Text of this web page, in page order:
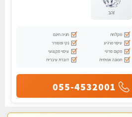
זהב
מקלחת
חניה חינם
עיסוי מרגיע
נקי ומסודר
מקום פרטי
עיסוי מקצועי
תמונה אמיתית
דוברת עיברית
055-4532001